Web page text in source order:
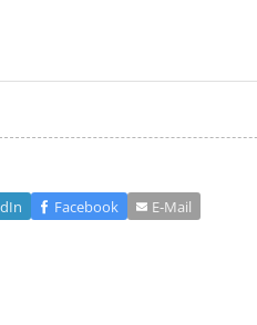
Facebook E‑Mail